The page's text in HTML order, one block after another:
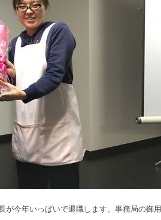
が今年いっぱいで退職します。事務局の御用